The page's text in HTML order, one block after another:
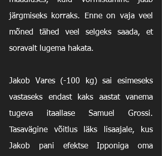
järgmiseks korraks. Enne on vaja veel
mõned tähed veel selgeks saada, et
soravalt lugema hakata.
Jakob Vares (-100 kg) sai esimeseks
vastaseks endast kaks aastat vanema
tugeva itaallase Samuel Grossi.
Tasavägine võitlus läks lisaajale, kus
Jakob pani efektse Ipponiga oma